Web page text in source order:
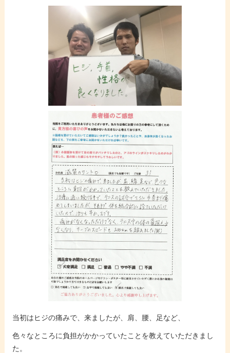
当初はヒジの痛みで、来ましたが、肩、腰、足など、
色々なところに負担がかかっていたことを教えていただきまし
た。